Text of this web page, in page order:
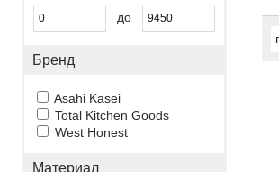
до
Бренд
Asahi Kasei
Total Kitchen Goods
West Honest
Материал